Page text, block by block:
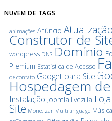
NUVEM DE TAGS
animações Anúncio Atualização
Construtor de
wordpress DNS Domínio
Premium Estatística de Acesso
de contato Gadget para Site
Hospedagem
Instalação Joomla livezilla
Site Monetizar Multilanguage Música